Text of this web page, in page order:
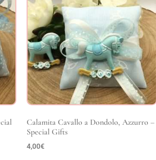
Calamita Cavallo a Dondolo, Azzurro –
Special Gifts
4,00€